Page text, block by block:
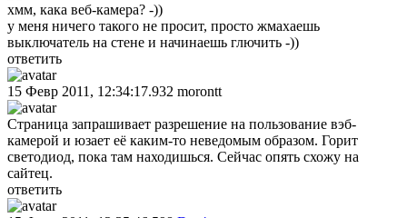
хмм, кака веб-камера? -))
у меня ничего такого не просит, просто жмахаешь
выключатель на стене и начинаешь глючить -))
ответить
15 Февр 2011, 12:34:17.932 morontt
Страница запрашивает разрешение на пользование вэб-
камерой и юзает её каким-то неведомым образом. Горит
светодиод, пока там находишься. Сейчас опять схожу на
сайтец.
ответить